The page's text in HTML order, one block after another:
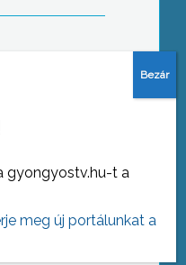
Szórako-Zoo
gyongyostv.hu-t a
meg új portálunkat a